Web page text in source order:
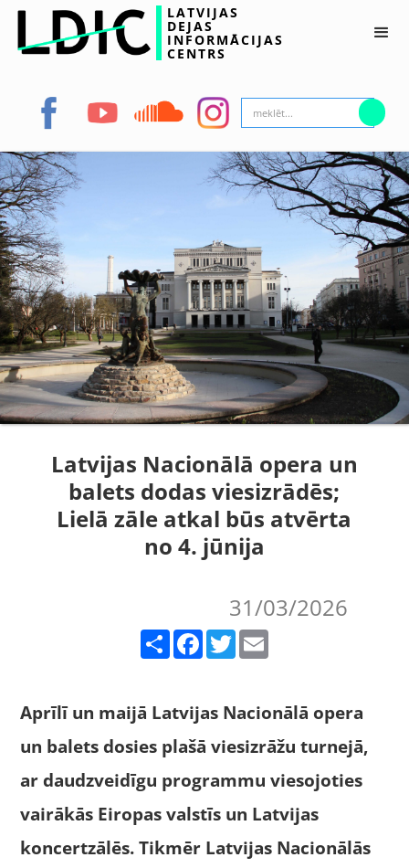
LATVIJAS
DEJAS
INFORMĀCIJAS
CENTRS
Latvijas Nacionālā opera un
balets dodas viesizrādēs;
Lielā zāle atkal būs atvērta
no 4. jūnija
31/03/2026
Share Facebook Twitter
Aprīlī un maijā Latvijas Nacionālā opera
un balets dosies plašā viesizrāžu turnejā,
ar daudzveidīgu programmu viesojoties
vairākās Eiropas valstīs un Latvijas
koncertzālēs. Tikmēr Latvijas Nacionālās